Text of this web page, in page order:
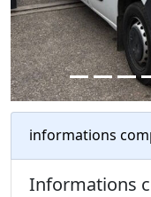
informations
Informations